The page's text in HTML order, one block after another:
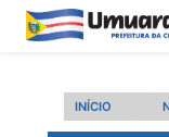
INÍCIO